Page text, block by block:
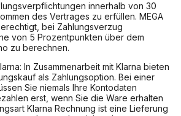
innerhalb von 30
des Vertrages zu erfüllen. MEGA
bei Zahlungsverzug
von 5 Prozentpunkten über dem
zu berechnen.
In Zusammenarbeit mit Klarna bieten
als Zahlungsoption. Bei einer
Sie niemals Ihre Kontodaten
erst, wenn Sie die Ware erhalten
Klarna Rechnung ist eine Lieferung